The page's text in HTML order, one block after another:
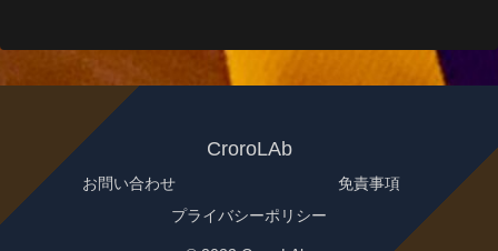
CroroLAb
お問い合わせ
免責事項
プライバシーポリシー